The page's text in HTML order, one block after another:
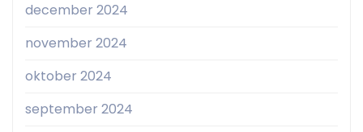
december 2024
november 2024
oktober 2024
september 2024